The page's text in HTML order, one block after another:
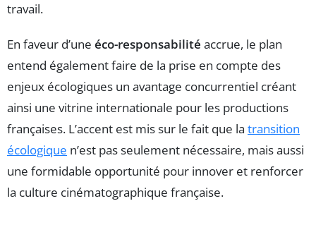
travail.
En faveur d’une éco-responsabilité accrue, le plan
entend également faire de la prise en compte des
enjeux écologiques un avantage concurrentiel créant
ainsi une vitrine internationale pour les productions
françaises. L’accent est mis sur le fait que la transition
écologique n’est pas seulement nécessaire, mais aussi
une formidable opportunité pour innover et renforcer
la culture cinématographique française.